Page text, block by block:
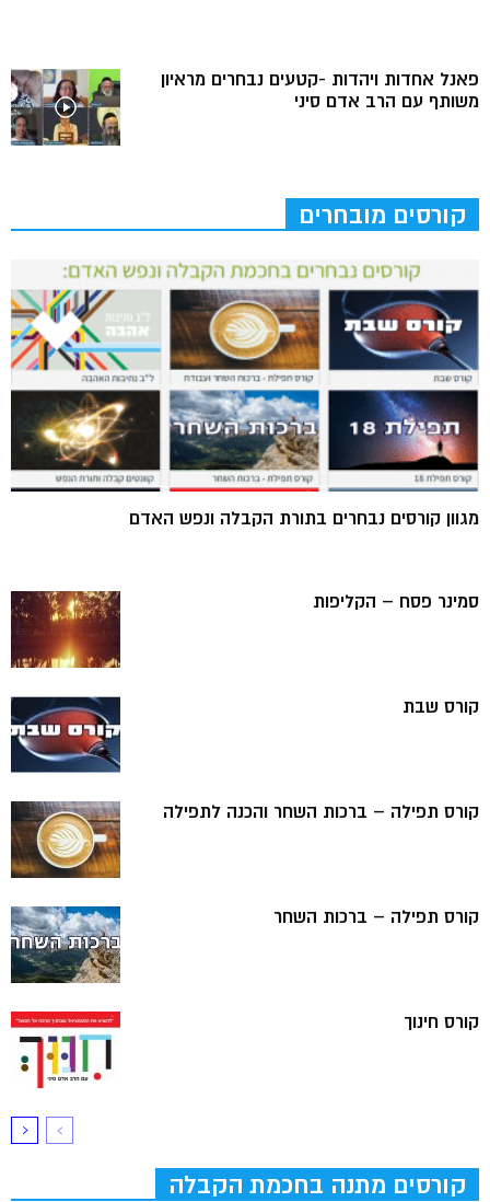
פאנל אחדות ויהדות -קטעים נבחרים מראיון
משותף עם הרב אדם סיני
קורסים מובחרים
מגוון קורסים נבחרים בתורת הקבלה ונפש האדם
סמינר פסח – הקליפות
קורס שבת
קורס תפילה – ברכות השחר והכנה לתפילה
קורס תפילה – ברכות השחר
קורס חינוך
קורסים מתנה בחכמת הקבלה